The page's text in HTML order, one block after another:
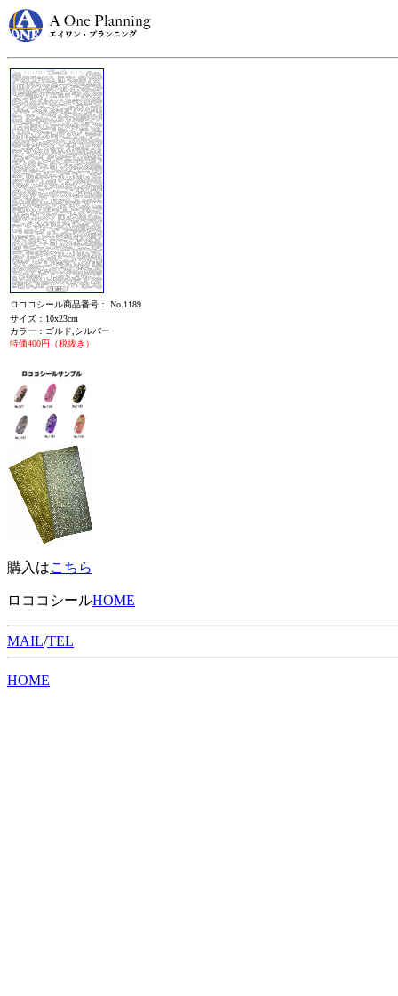
ロココシール商品番号： No.1189
サイズ：10x23cm
カラー：ゴルド,シルバー
特価400円（税抜き）
購入はこちら
ロココシールHOME
MAIL/TEL
HOME